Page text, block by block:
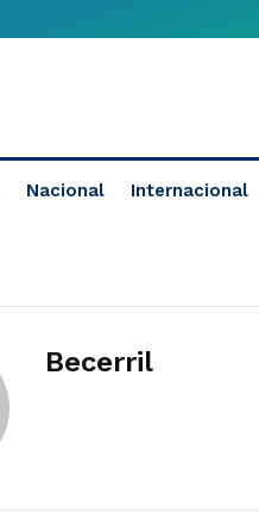
Nacional Internacional
Becerril